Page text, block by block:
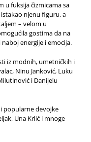
u fuksija čizmicama sa
njenu figuru, a
– velom u
gostima da na
energije i emocija.
iz modnih, umetničkih i
Ninu Janković, Luku
i Danijelu
popularne devojke
Una Krlić i mnoge